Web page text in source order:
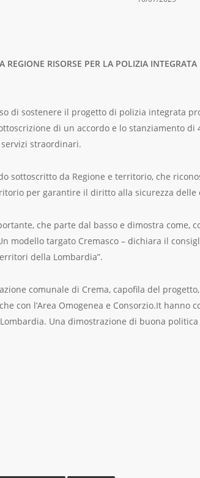
REGIONE RISORSE PER LA POLIZIA
di sostenere il progetto di polizia integrata
di un accordo e lo stanziamento
straordinari.
sottoscritto da Regione e territorio, che
per garantire il diritto alla sicurezza delle
che parte dal basso e dimostra come,
modello targato Cremasco – dichiara il
della Lombardia”.
comunale di Crema, capofila del
con l’Area Omogenea e Consorzio.It
Una dimostrazione di buona